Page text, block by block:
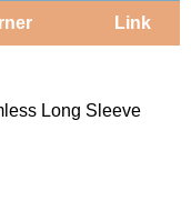
Link
Long Sleeve